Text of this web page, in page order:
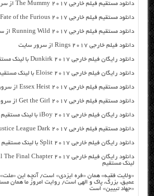
دانلود مستقیم فیلم خارجی The Mummy 2017 از سرور سایت
دانلود مستقیم فیلم خارجی The Fate of the Furious 2017 از سرور سایت
دانلود مستقیم فیلم خارجی Running Wild 2017 از سرور سایت
دانلود فیلم خارجی Rings 2017 از سرور سایت
دانلود رایگان فیلم خارجی Dunkirk 2017 با لینک مستقیم
دانلود رایگان فیلم خارجی Eloise 2017 با لینک مستقیم
دانلود مستقیم فیلم خارجی Essex Heist 2017 از سرور سایت
دانلود مستقیم فیلم خارجی Get the Girl 2017 از سرور سایت
دانلود رایگان فیلم خارجی iBoy 2017 با لینک مستقیم
دانلود مستقیم فیلم خارجی Justice League Dark 2017 از سرور سایت
دانلود رایگان فیلم خارجی Split 2017 با لینک مستقیم
لینک مستقیم
«ولایت فقیه» همان «فره ایزدی» است/ آنچه این
عمیق، بزرگ، پاک و الهی است/ روایت امروز ما همان
«جهاد تبیین» است